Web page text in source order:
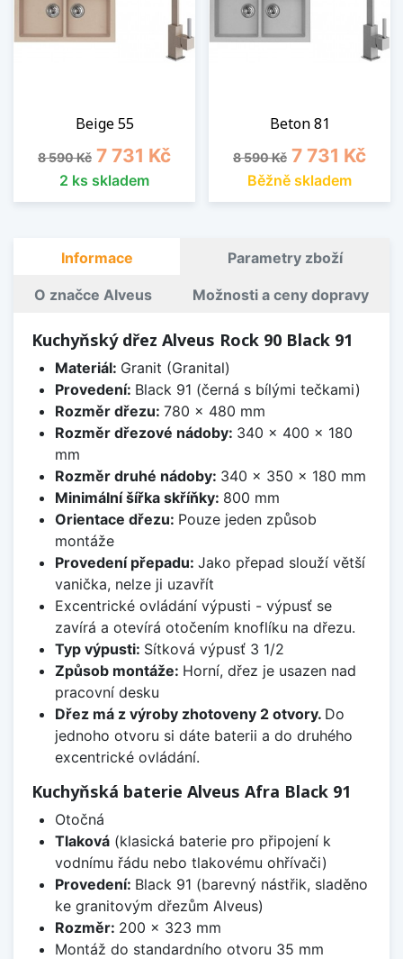
Beige 55
Běžná cena
8 590 Kč Cena
7 731 Kč
2 ks skladem
Beton 81
Běžná cena
8 590 Kč Cena
7 731 Kč
Běžně skladem
Informace Parametry zboží
O značce Alveus Možnosti a ceny dopravy
Kuchyňský dřez Alveus Rock 90 Black 91
Materiál: Granit (Granital)
Provedení: Black 91 (černá s bílými tečkami)
Rozměr dřezu: 780 x 480 mm
Rozměr dřezové nádoby: 340 x 400 x 180
mm
Rozměr druhé nádoby: 340 x 350 x 180 mm
Minimální šířka skříňky: 800 mm
Orientace dřezu: Pouze jeden způsob
montáže
Provedení přepadu: Jako přepad slouží větší
vanička, nelze ji uzavřít
Excentrické ovládání výpusti - výpusť se
zavírá a otevírá otočením knoflíku na dřezu.
Typ výpusti: Sítková výpusť 3 1/2
Způsob montáže: Horní, dřez je usazen nad
pracovní desku
Dřez má z výroby zhotoveny 2 otvory. Do
jednoho otvoru si dáte baterii a do druhého
excentrické ovládání.
Kuchyňská baterie Alveus Afra Black 91
Otočná
Tlaková(klasická baterie pro připojení k
vodnímu řádu nebo tlakovému ohřívači)
Provedení: Black 91 (barevný nástřik, sladěno
ke granitovým dřezům Alveus)
Rozměr: 200 x 323 mm
Montáž do standardního otvoru 35 mm